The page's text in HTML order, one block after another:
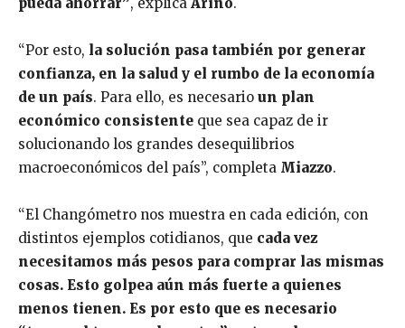
pueda ahorrar”, explica Ariño.
“Por esto, la solución pasa también por generar
confianza, en la salud y el rumbo de la economía
de un país. Para ello, es necesario un plan
económico consistente que sea capaz de ir
solucionando los grandes desequilibrios
macroeconómicos del país”, completa Miazzo.
“El Changómetro nos muestra en cada edición, con
distintos ejemplos cotidianos, que cada vez
necesitamos más pesos para comprar las mismas
cosas. Esto golpea aún más fuerte a quienes
menos tienen. Es por esto que es necesario